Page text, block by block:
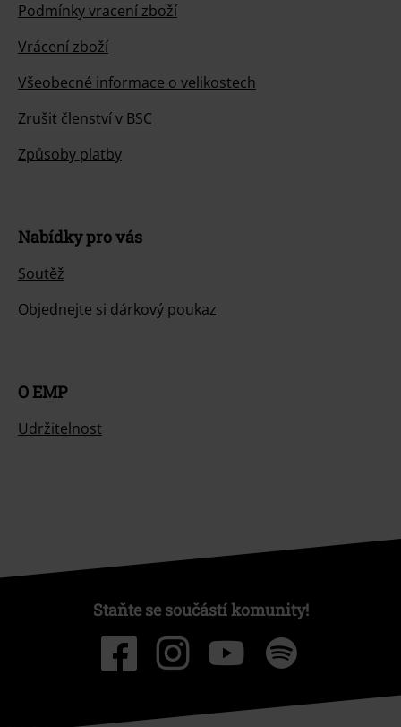
Podmínky vracení zboží
Vrácení zboží
Všeobecné informace o velikostech
Zrušit členství v BSC
Způsoby platby
Nabídky pro vás
Soutěž
Objednejte si dárkový poukaz
O EMP
Udržitelnost
Staňte se součástí komunity!